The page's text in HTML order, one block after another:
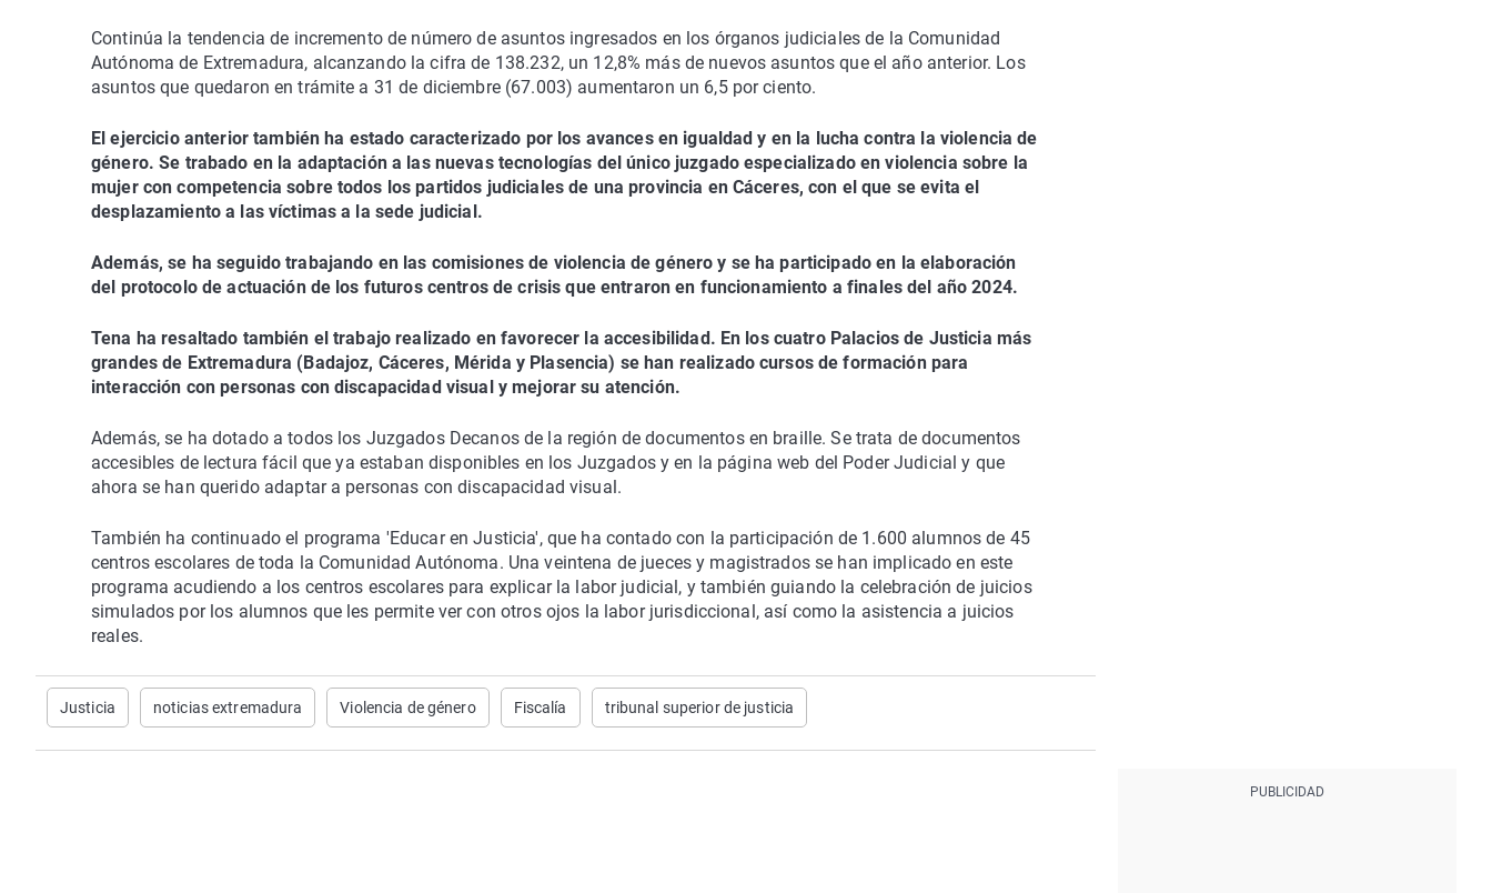
Continúa la tendencia de incremento de número de asuntos ingresados en los órganos judiciales de la Comunidad
Autónoma de Extremadura, alcanzando la cifra de 138.232, un 12,8% más de nuevos asuntos que el año anterior. Los
asuntos que quedaron en trámite a 31 de diciembre (67.003) aumentaron un 6,5 por ciento.
El ejercicio anterior también ha estado caracterizado por los avances en igualdad y en la lucha contra la violencia de
género. Se trabado en la adaptación a las nuevas tecnologías del único juzgado especializado en violencia sobre la
mujer con competencia sobre todos los partidos judiciales de una provincia en Cáceres, con el que se evita el
desplazamiento a las víctimas a la sede judicial.
Además, se ha seguido trabajando en las comisiones de violencia de género y se ha participado en la elaboración
del protocolo de actuación de los futuros centros de crisis que entraron en funcionamiento a finales del año 2024.
Tena ha resaltado también el trabajo realizado en favorecer la accesibilidad. En los cuatro Palacios de Justicia más
grandes de Extremadura (Badajoz, Cáceres, Mérida y Plasencia) se han realizado cursos de formación para
interacción con personas con discapacidad visual y mejorar su atención.
Además, se ha dotado a todos los Juzgados Decanos de la región de documentos en braille. Se trata de documentos
accesibles de lectura fácil que ya estaban disponibles en los Juzgados y en la página web del Poder Judicial y que
ahora se han querido adaptar a personas con discapacidad visual.
También ha continuado el programa 'Educar en Justicia', que ha contado con la participación de 1.600 alumnos de 45
centros escolares de toda la Comunidad Autónoma. Una veintena de jueces y magistrados se han implicado en este
programa acudiendo a los centros escolares para explicar la labor judicial, y también guiando la celebración de juicios
simulados por los alumnos que les permite ver con otros ojos la labor jurisdiccional, así como la asistencia a juicios
reales.
Justicia noticias extremadura Violencia de género Fiscalía tribunal superior de justicia